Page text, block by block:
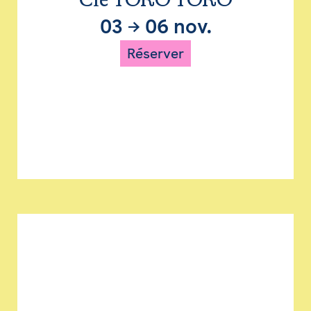
03 → 06 nov.
Réserver